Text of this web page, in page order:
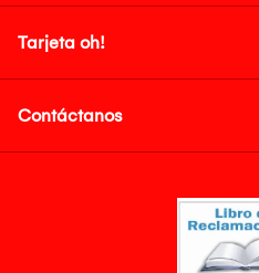
Tarjeta oh!
Contáctanos